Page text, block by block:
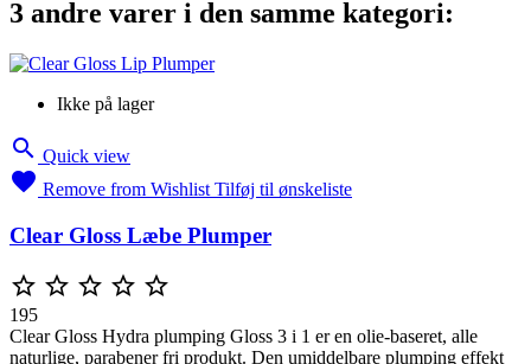
3 andre varer i den samme kategori:
Ikke på lager
 Quick view
 Remove from Wishlist Tilføj til ønskeliste
Clear Gloss Læbe Plumper
    
195
Clear Gloss Hydra plumping Gloss 3 i 1 er en olie-baseret, alle
naturlige, parabener fri produkt. Den umiddelbare plumping effekt